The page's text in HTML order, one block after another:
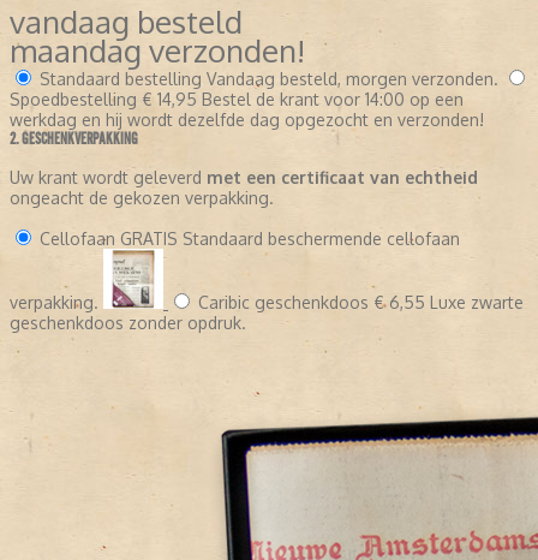
vandaag besteld
maandag verzonden!
Standaard bestelling Vandaag besteld, morgen verzonden.
Spoedbestelling € 14,95 Bestel de krant voor 14:00 op een
werkdag en hij wordt dezelfde dag opgezocht en verzonden!
2. GESCHENKVERPAKKING
Uw krant wordt geleverd met een certificaat van echtheid
ongeacht de gekozen verpakking.
Cellofaan GRATIS Standaard beschermende cellofaan
verpakking. Caribic geschenkdoos € 6,55 Luxe zwarte
geschenkdoos zonder opdruk.